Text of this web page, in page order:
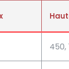
450,